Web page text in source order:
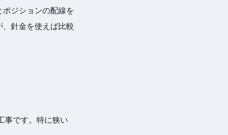
ジションの配線を
針金を使えば比較
事です。特に狭い